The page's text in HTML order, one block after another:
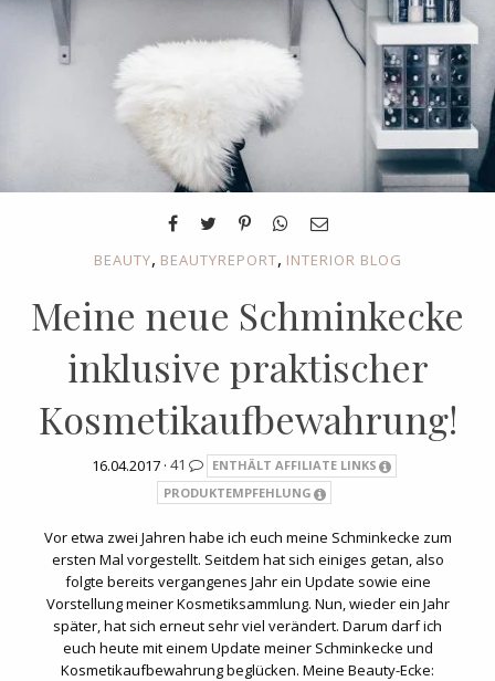
BEAUTY, BEAUTYREPORT, INTERIOR BLOG
Meine neue Schminkecke
inklusive praktischer
Kosmetikaufbewahrung!
16.04.2017 · 41
ENTHÄLT AFFILIATE LINKS
PRODUKTEMPFEHLUNG
Vor etwa zwei Jahren habe ich euch meine Schminkecke zum
ersten Mal vorgestellt. Seitdem hat sich einiges getan, also
folgte bereits vergangenes Jahr ein Update sowie eine
Vorstellung meiner Kosmetiksammlung. Nun, wieder ein Jahr
später, hat sich erneut sehr viel verändert. Darum darf ich
euch heute mit einem Update meiner Schminkecke und
Kosmetikaufbewahrung beglücken. Meine Beauty-Ecke: